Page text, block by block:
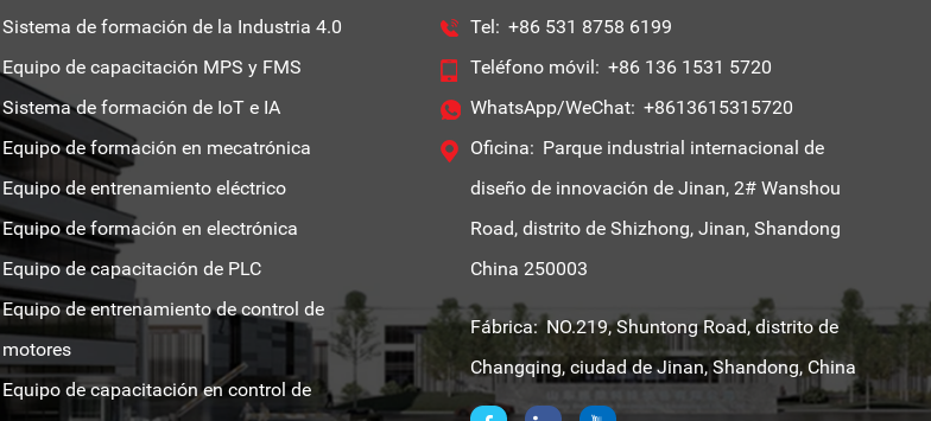
Sistema de formación de la Industria 4.0
Equipo de capacitación MPS y FMS
Sistema de formación de IoT e IA
Equipo de formación en mecatrónica
Equipo de entrenamiento eléctrico
Equipo de formación en electrónica
Equipo de capacitación de PLC
Equipo de entrenamiento de control de
motores
Equipo de capacitación en control de
Tel: +86 531 8758 6199
Teléfono móvil: +86 136 1531 5720
WhatsApp/WeChat: +8613615315720
Oficina: Parque industrial internacional de
diseño de innovación de Jinan, 2# Wanshou
Road, distrito de Shizhong, Jinan, Shandong
China 250003
Fábrica: NO.219, Shuntong Road, distrito de
Changqing, ciudad de Jinan, Shandong, China